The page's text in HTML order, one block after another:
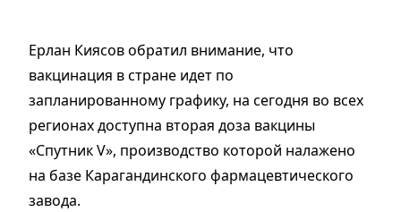
Ерлан Киясов обратил внимание, что
вакцинация в стране идет по
запланированному графику, на сегодня во всех
регионах доступна вторая доза вакцины
«Спутник V», производство которой налажено
на базе Карагандинского фармацевтического
завода.